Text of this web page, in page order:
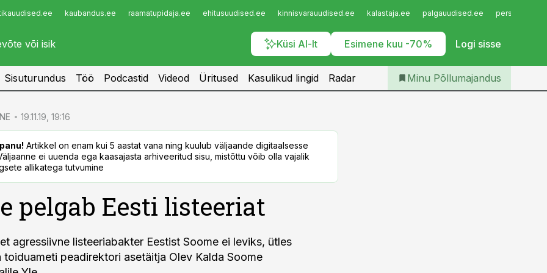
kaubandus.ee raamatupidaja.ee ehitusuudised.ee kinnisvarauudised.ee kalastaja.ee palgauudised.ee
Küsi AI-lt Esimene kuu -70% Logi sisse
Infopank
Iseteenindus
Telli Põllumajandus
Sisuturundus Töö Podcastid Videod Üritused Kasulikud lingid Radar Minu Põllumajandus
19.11.19, 19:16
Artikkel on enam kui 5 aastat vana ning kuulub väljaande digitaalsesse
ei uuenda ega kaasajasta arhiveeritud sisu, mistõttu võib olla vajalik
allikatega tutvumine
pelgab Eesti listeeriat
agressiivne listeeriabakter Eestist Soome ei leviks, ütles
toiduameti peadirektori asetäitja Olev Kalda Soome